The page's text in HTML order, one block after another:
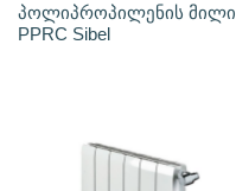
პოლიპროპილენის მილი
PPRC Sibel